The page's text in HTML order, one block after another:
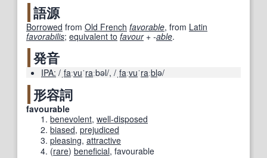
語源
Borrowed from Old French favorable, from Latin
favorabilis; equivalent to favour+‎ -able.
発音
IPA: /ˌ faːvuˈraːbəl/, /ˌ faːvuˈraːblə/
形容詞
favourable
benevolent, well-disposed
biased, prejudiced
pleasing, attractive
(rare) beneficial, favourable